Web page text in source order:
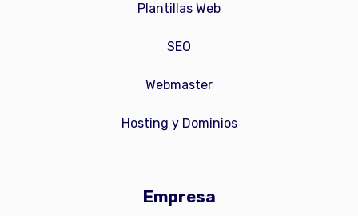
Plantillas Web
SEO
Webmaster
Hosting y Dominios
Empresa